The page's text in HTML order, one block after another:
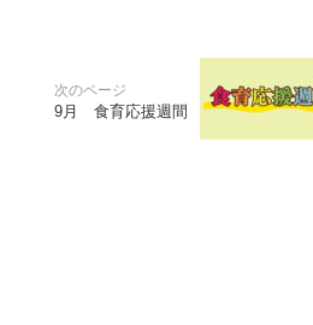
9月 食育応援週間